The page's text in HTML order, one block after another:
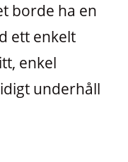
borde ha en
ett enkelt
enkel
underhåll